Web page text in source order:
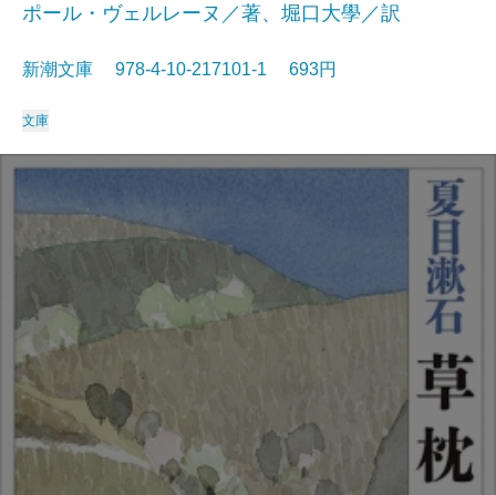
ポール・ヴェルレーヌ／著、堀口大學／訳
新潮文庫 978-4-10-217101-1 693円
文庫